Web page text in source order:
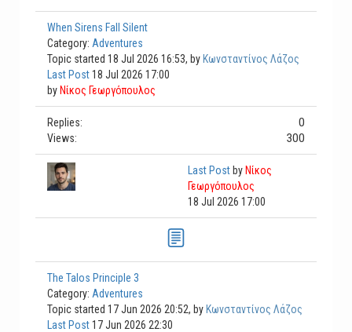
When Sirens Fall Silent
Category: Adventures
Topic started 18 Jul 2026 16:53, by Κωνσταντίνος Λάζος
Last Post18 Jul 2026 17:00
by Νίκος Γεωργόπουλος
Replies: 0
Views: 300
Last Post by Νίκος
Γεωργόπουλος
18 Jul 2026 17:00
The Talos Principle 3
Category: Adventures
Topic started 17 Jun 2026 20:52, by Κωνσταντίνος Λάζος
Last Post17 Jun 2026 22:30